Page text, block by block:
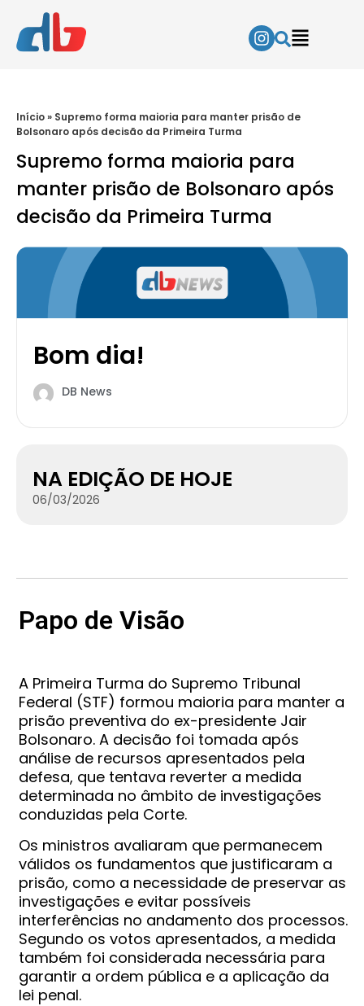
Início» Supremo forma maioria para manter prisão de
Bolsonaro após decisão da Primeira Turma
Supremo forma maioria para
manter prisão de Bolsonaro após
decisão da Primeira Turma
Bom dia!
DB News
NA EDIÇÃO DE HOJE
06/03/2026
Papo de Visão
A Primeira Turma do Supremo Tribunal
Federal (STF) formou maioria para manter a
prisão preventiva do ex-presidente Jair
Bolsonaro. A decisão foi tomada após
análise de recursos apresentados pela
defesa, que tentava reverter a medida
determinada no âmbito de investigações
conduzidas pela Corte.
Os ministros avaliaram que permanecem
válidos os fundamentos que justificaram a
prisão, como a necessidade de preservar as
investigações e evitar possíveis
interferências no andamento dos processos.
Segundo os votos apresentados, a medida
também foi considerada necessária para
garantir a ordem pública e a aplicação da
lei penal.